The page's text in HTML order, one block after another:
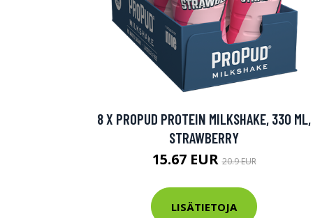
8 X PROPUD PROTEIN MILKSHAKE, 330 ML,
STRAWBERRY
15.67 EUR20.9 EUR
LISÄTIETOJA